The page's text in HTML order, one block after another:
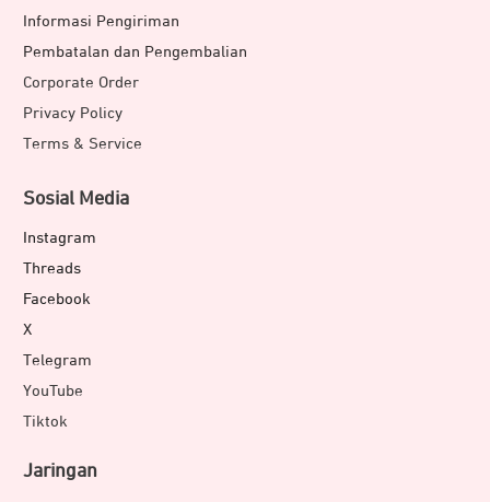
Informasi Pengiriman
Pembatalan dan Pengembalian
Corporate Order
Privacy Policy
Terms & Service
Sosial Media
Instagram
Threads
Facebook
X
Telegram
YouTube
Tiktok
Jaringan